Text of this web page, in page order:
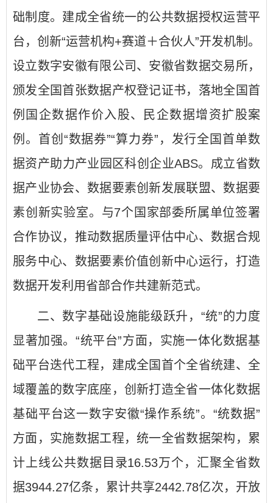
础制度。建成全省统一的公共数据授权运营平
台，创新“运营机构+赛道＋合伙人”开发机制。
设立数字安徽有限公司、安徽省数据交易所，
颁发全国首张数据产权登记证书，落地全国首
例国企数据作价入股、民企数据增资扩股案
例。首创“数据券”“算力券”，发行全国首单数
据资产助力产业园区科创企业ABS。成立省数
据产业协会、数据要素创新发展联盟、数据要
素创新实验室。与7个国家部委所属单位签署
合作协议，推动数据质量评估中心、数据合规
服务中心、数据要素价值创新中心运行，打造
数据开发利用省部合作共建新范式。
二、数字基础设施能级跃升，“统”的力度
显著加强。“统平台”方面，实施一体化数据基
础平台迭代工程，建成全国首个全省统建、全
域覆盖的数字底座，创新打造全省一体化数据
基础平台这一数字安徽“操作系统”。“统数据”
方面，实施数据工程，统一全省数据架构，累
计上线公共数据目录16.53万个，汇聚全省数
据3944.27亿条，累计共享2442.78亿次，开放